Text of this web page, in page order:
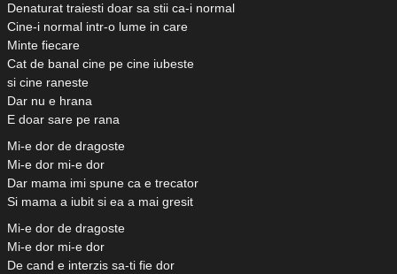
Denaturat traiesti doar sa stii ca-i normal
Cine-i normal intr-o lume in care
Minte fiecare
Cat de banal cine pe cine iubeste
si cine raneste
Dar nu e hrana
E doar sare pe rana
Mi-e dor de dragoste
Mi-e dor mi-e dor
Dar mama imi spune ca e trecator
Si mama a iubit si ea a mai gresit
Mi-e dor de dragoste
Mi-e dor mi-e dor
De cand e interzis sa-ti fie dor